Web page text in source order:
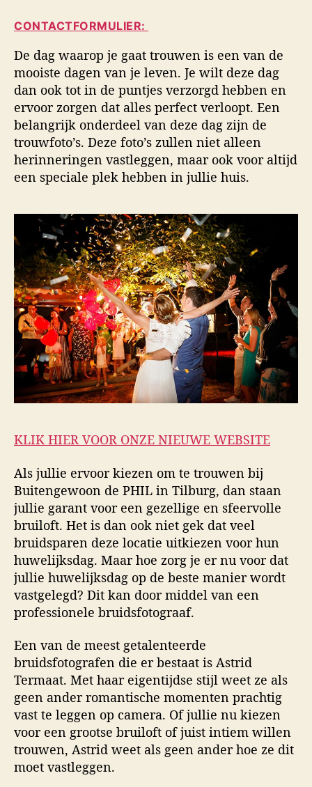
d
s
f
o
t
o
g
r
a
f
i
u
e
u
r
u
m
CONTACTFORMULIER:
De dag waarop je gaat trouwen is een van de
mooiste dagen van je leven. Je wilt deze dag
dan ook tot in de puntjes verzorgd hebben en
ervoor zorgen dat alles perfect verloopt. Een
belangrijk onderdeel van deze dag zijn de
trouwfoto’s. Deze foto’s zullen niet alleen
herinneringen vastleggen, maar ook voor altijd
een speciale plek hebben in jullie huis.
KLIK HIER VOOR ONZE NIEUWE WEBSITE
Als jullie ervoor kiezen om te trouwen bij
Buitengewoon de PHIL in Tilburg, dan staan
jullie garant voor een gezellige en sfeervolle
bruiloft. Het is dan ook niet gek dat veel
bruidsparen deze locatie uitkiezen voor hun
huwelijksdag. Maar hoe zorg je er nu voor dat
jullie huwelijksdag op de beste manier wordt
vastgelegd? Dit kan door middel van een
professionele bruidsfotograaf.
Een van de meest getalenteerde
bruidsfotografen die er bestaat is Astrid
Termaat. Met haar eigentijdse stijl weet ze als
geen ander romantische momenten prachtig
vast te leggen op camera. Of jullie nu kiezen
voor een grootse bruiloft of juist intiem willen
trouwen, Astrid weet als geen ander hoe ze dit
moet vastleggen.